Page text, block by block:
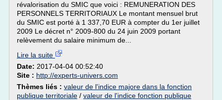
révalorisation du SMIC que voici : REMUNERATION DES
PERSONNELS TERRITORIAUX Le montant mensuel brut
du SMIC est porté à 1 337,70 EUR à compter du 1er juillet
2009 Le décret n° 2009-800 du 24 juin 2009 portant
relèvement du salaire minimum de...
Lire la suite
Date: 2017-04-04 00:52:40
Site : http://experts-univers.com
Thèmes liés : valeur de l'indice majore dans la fonction
publique territoriale / valeur de l'indice fonction publique